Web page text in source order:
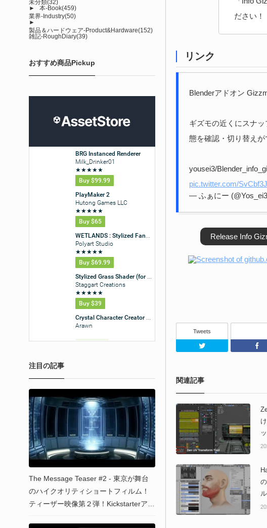
ださい！
リンク
Blenderアドオン
ギズモの近くにスナ
態を確認・切り替え
yousei3/
pic.twitter.com/
— ふぁにー
Release Info
Tweets
関連記事
未分類(32)
►
本-Book(459)
業界-Industry(50)
►
製品＆ハードウェア-Product&Hardware(152)
雑記-RoughDiary(39)
おすすめ商品Pickup
注目の記事
The Message Teaser #2 - 東京が舞台
のハイクオリティショートフィルム！
ティーザー映像第２弾！Kickstarterアッ